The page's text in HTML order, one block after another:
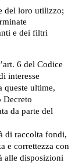
del loro utilizzo;
e dei filtri
6 del Codice
interesse
queste ultime,
Decreto
da parte del
di raccolta fondi,
e correttezza con
alle disposizioni